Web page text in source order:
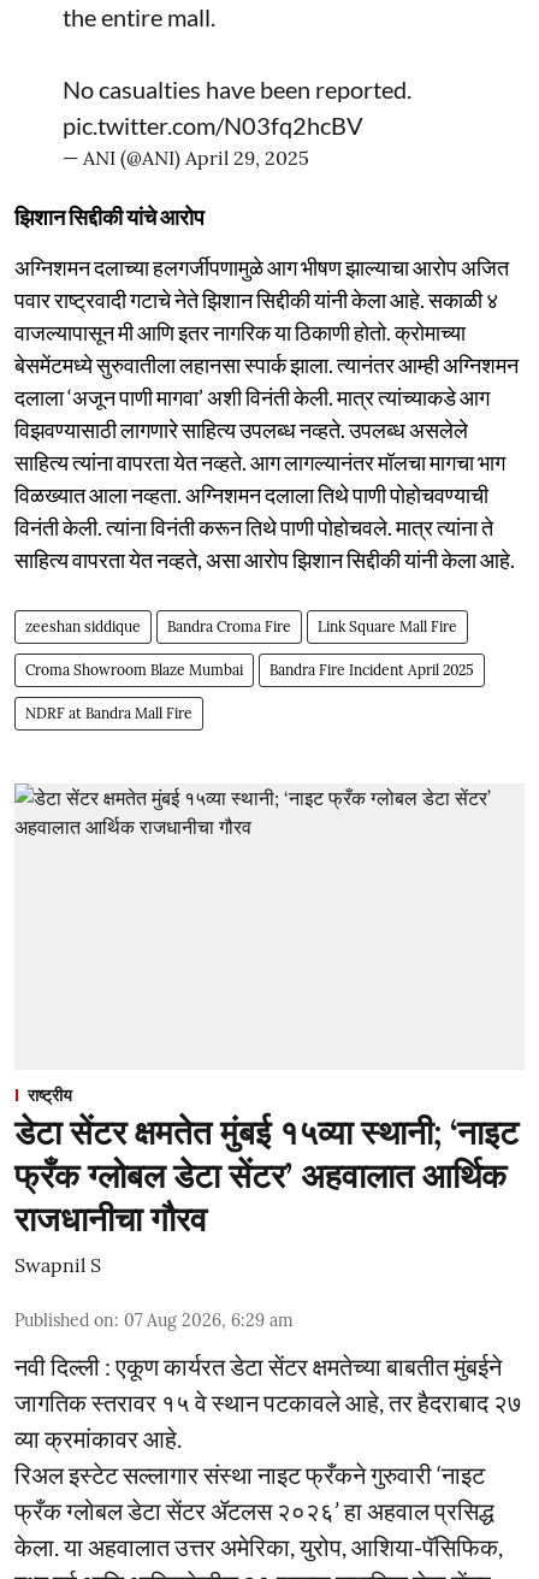
the entire mall.
No casualties have been reported.
pic.twitter.com/N03fq2hcBV
— ANI (@ANI) April 29, 2025
झिशान सिद्दीकी यांचे आरोप
अग्निशमन दलाच्या हलगर्जीपणामुळे आग भीषण झाल्याचा आरोप अजित
पवार राष्ट्रवादी गटाचे नेते झिशान सिद्दीकी यांनी केला आहे. सकाळी ४
वाजल्यापासून मी आणि इतर नागरिक या ठिकाणी होतो. क्रोमाच्या
बेसमेंटमध्ये सुरुवातीला लहानसा स्पार्क झाला. त्यानंतर आम्ही अग्निशमन
दलाला ‘अजून पाणी मागवा’ अशी विनंती केली. मात्र त्यांच्याकडे आग
विझवण्यासाठी लागणारे साहित्य उपलब्ध नव्हते. उपलब्ध असलेले
साहित्य त्यांना वापरता येत नव्हते. आग लागल्यानंतर मॉलचा मागचा भाग
विळख्यात आला नव्हता. अग्निशमन दलाला तिथे पाणी पोहोचवण्याची
विनंती केली. त्यांना विनंती करून तिथे पाणी पोहोचवले. मात्र त्यांना ते
साहित्य वापरता येत नव्हते, असा आरोप झिशान सिद्दीकी यांनी केला आहे.
zeeshan siddique Bandra Croma Fire Link Square Mall Fire
Croma Showroom Blaze Mumbai Bandra Fire Incident April 2025
NDRF at Bandra Mall Fire
राष्ट्रीय
डेटा सेंटर क्षमतेत मुंबई १५व्या स्थानी; ‘नाइट
फ्रँक ग्लोबल डेटा सेंटर’ अहवालात आर्थिक
राजधानीचा गौरव
Swapnil S
Published on: 07 Aug 2026, 6:29 am
नवी दिल्ली : एकूण कार्यरत डेटा सेंटर क्षमतेच्या बाबतीत मुंबईने
जागतिक स्तरावर १५ वे स्थान पटकावले आहे, तर हैदराबाद २७
व्या क्रमांकावर आहे.
रिअल इस्टेट सल्लागार संस्था नाइट फ्रँकने गुरुवारी ‘नाइट
फ्रँक ग्लोबल डेटा सेंटर ॲटलस २०२६’ हा अहवाल प्रसिद्ध
केला. या अहवालात उत्तर अमेरिका, युरोप, आशिया-पॅसिफिक,